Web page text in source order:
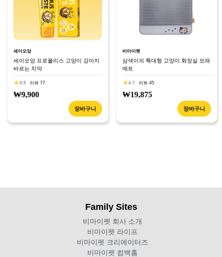
세이오앙
세이오앙 프로폴리스 고양이 강아지
바르는 치약
4.9 리뷰 77
₩9,900
장바구니
비마이펫
삼색이의 특대형 고양이 화장실 모래
매트
4.7 리뷰 45
₩19,875
장바구니
Family Sites
비마이펫 회사 소개
비마이펫 라이프
비마이펫 크리에이터즈
비마이펫 컴백홈